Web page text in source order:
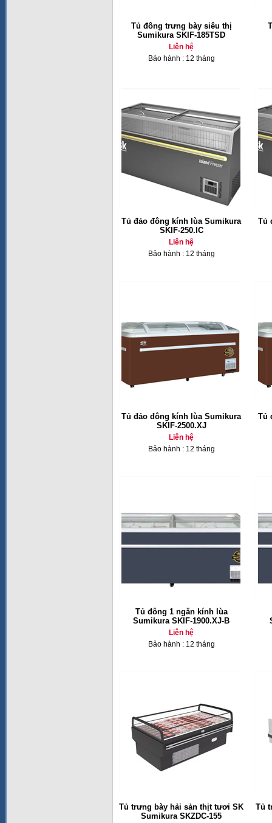
Tủ đông trưng bày siêu thị
Sumikura SKIF-185TSD
Liên hệ
Bảo hành : 12 tháng
Tủ đảo đông kính lùa Sumikura
SKIF-250.IC
Liên hệ
Bảo hành : 12 tháng
Tủ
Tủ đảo đông kính lùa Sumikura
SKIF-2500.XJ
Liên hệ
Bảo hành : 12 tháng
Tủ
Tủ đông 1 ngăn kính lùa
Sumikura SKIF-1900.XJ-B
Liên hệ
Bảo hành : 12 tháng
Tủ trưng bày hải sản thịt tươi SK
Sumikura SKZDC-155
Tủ